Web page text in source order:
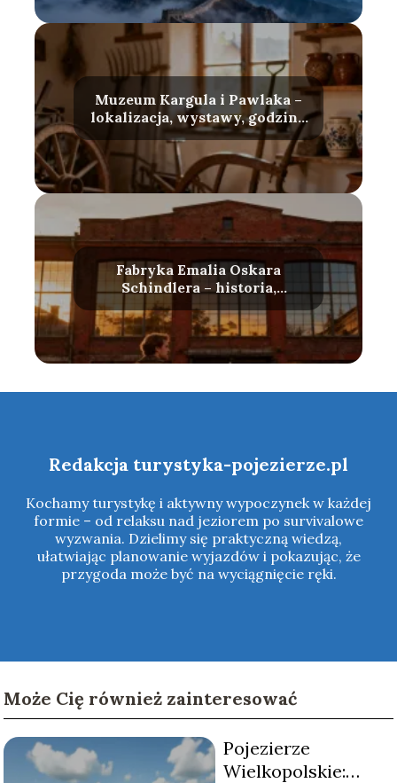
Muzeum Kargula i Pawlaka –
lokalizacja, wystawy, godziny
otwarcia
Fabryka Emalia Oskara
Schindlera – historia,
zwiedzanie, bilety
Redakcja turystyka-pojezierze.pl
Kochamy turystykę i aktywny wypoczynek w każdej
formie – od relaksu nad jeziorem po survivalowe
wyzwania. Dzielimy się praktyczną wiedzą,
ułatwiając planowanie wyjazdów i pokazując, że
przygoda może być na wyciągnięcie ręki.
Może Cię również zainteresować
Pojezierze
Wielkopolskie: